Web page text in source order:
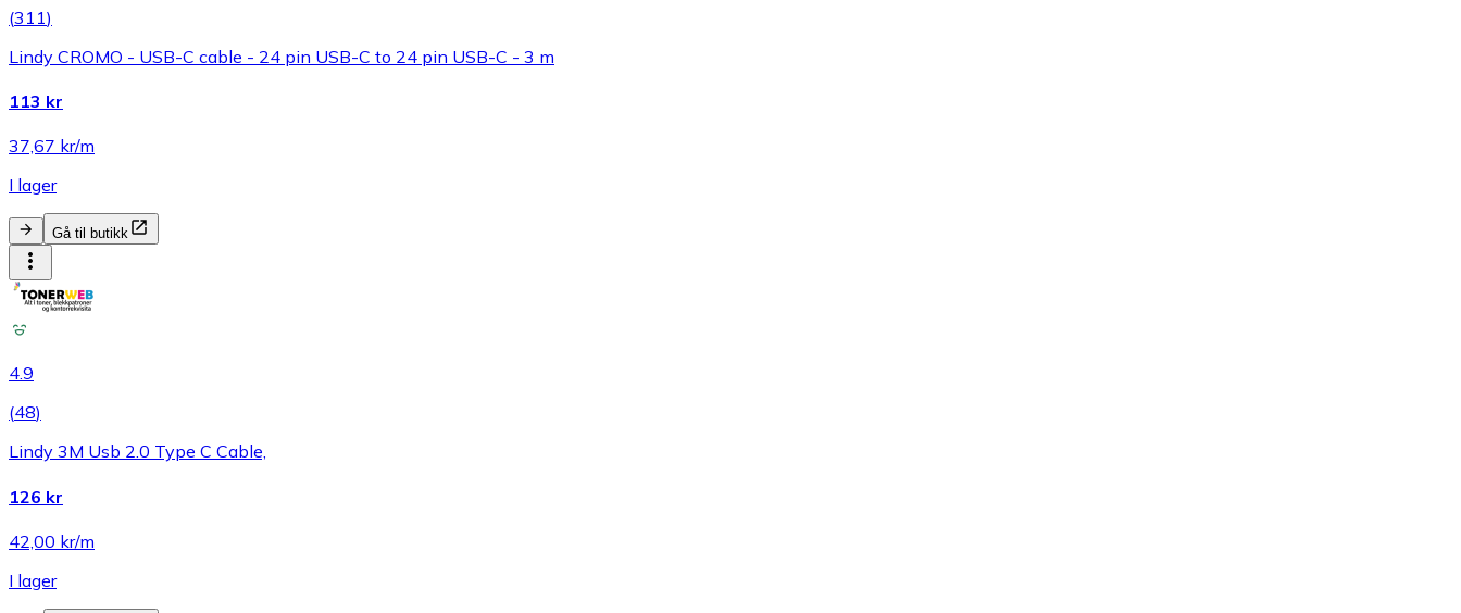
(311)
Lindy CROMO - USB-C cable - 24 pin USB-C to 24 pin USB-C - 3 m
113 kr
37,67 kr/m
I lager
Gå til butikk
4.9
(48)
Lindy 3M Usb 2.0 Type C Cable,
126 kr
42,00 kr/m
I lager